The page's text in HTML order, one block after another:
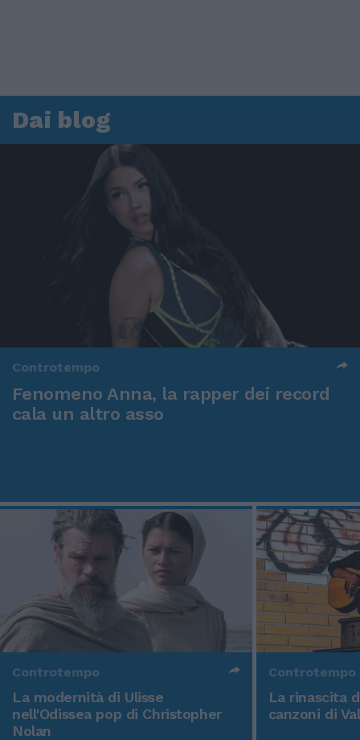
Dai blog
Controtempo
Fenomeno Anna, la rapper dei record
cala un altro asso
Controtempo
La modernità di Ulisse
nell'Odissea pop di Christopher
Nolan
Controtempo
La rinascita
canzoni di